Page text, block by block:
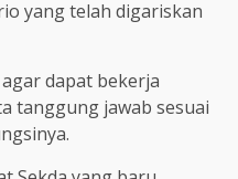
yang telah digariskan
dapat bekerja
tanggung jawab sesuai